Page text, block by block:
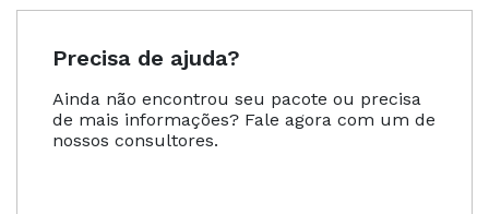
Precisa de ajuda?
Ainda não encontrou seu pacote ou precisa
de mais informações? Fale agora com um de
nossos consultores.